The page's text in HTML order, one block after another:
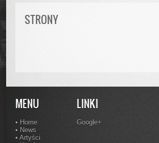
STRONY
MENU
• Home
• News
• Artyści
LINKI
Google+